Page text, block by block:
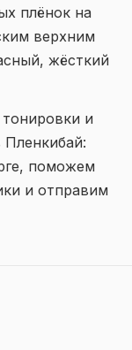
плёнок на
верхним
жёсткий
и
поможем
и отправим